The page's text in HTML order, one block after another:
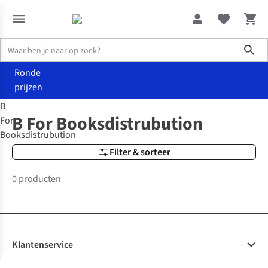
Ronde
prijzen
Merken B For Booksdistrubution
B
For
Booksdistrubution
Filter & sorteer
B For Booksdistrubution
0 producten
Klantenservice